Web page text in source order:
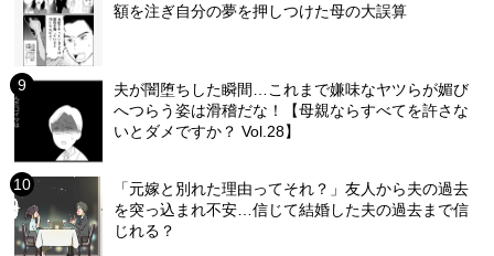
額を注ぎ自分の夢を押しつけた母の大誤算
夫が闇堕ちした瞬間…これまで嫌味なヤツらが媚び
へつらう姿は滑稽だな！【母親ならすべてを許さな
いとダメですか？ Vol.28】
「元嫁と別れた理由ってそれ？」友人から夫の過去
を突っ込まれ不安…信じて結婚した夫の過去まで信
じれる？